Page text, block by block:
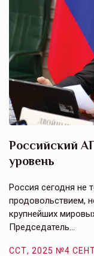
Российский
уровень
Россия сегодня не
продовольствием,
крупнейших
Председатель…
ССТ, 2025 №4